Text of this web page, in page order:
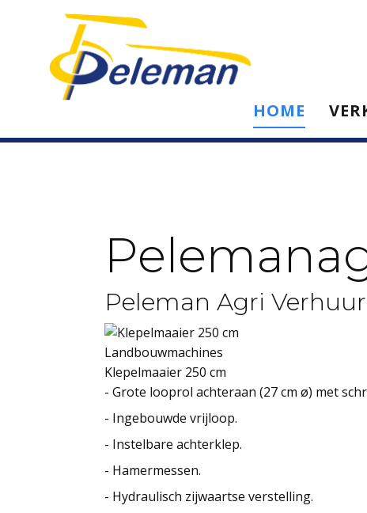
HOME
Peleman Agri Verhuur
Landbouwmachines
Klepelmaaier 250 cm
- Grote looprol achteraan (27 cm ø) met
- Ingebouwde vrijloop.
- Instelbare achterklep.
- Hamermessen.
- Hydraulisch zijwaartse verstelling.